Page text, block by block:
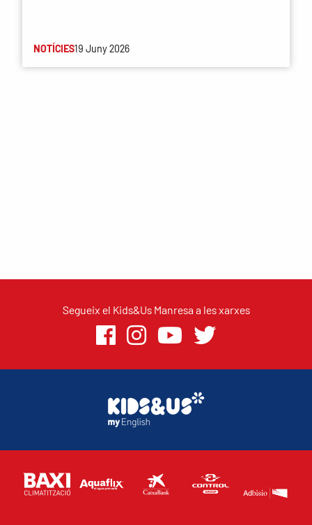
NOTÍCIES19 Juny 2026
Segueix el Kids&Us Manresa a les xarxes